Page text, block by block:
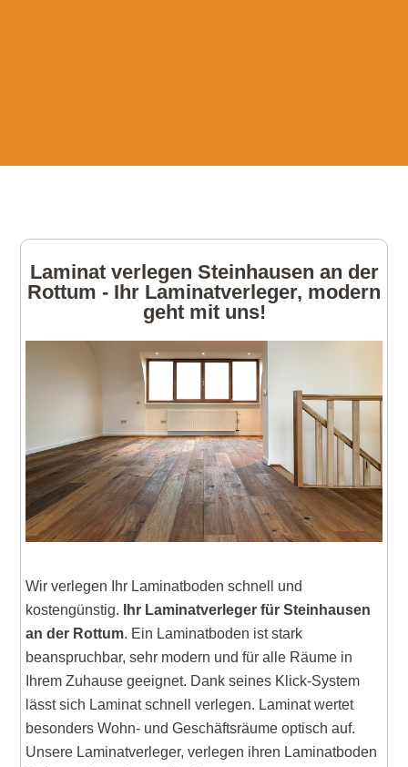
Laminat verlegen Steinhausen an der
Rottum - Ihr Laminatverleger, modern
geht mit uns!
Wir verlegen Ihr Laminatboden schnell und
kostengünstig.
Ihr Laminatverleger für Steinhausen
an der Rottum. Ein Laminatboden ist stark
beanspruchbar, sehr modern und für alle Räume in
Ihrem Zuhause geeignet. Dank seines Klick-System
lässt sich Laminat schnell verlegen. Laminat wertet
besonders Wohn- und Geschäftsräume optisch auf.
Unsere Laminatverleger, verlegen ihren Laminatboden